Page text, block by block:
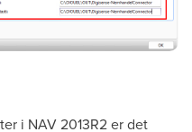
i NAV 2013R2 er det